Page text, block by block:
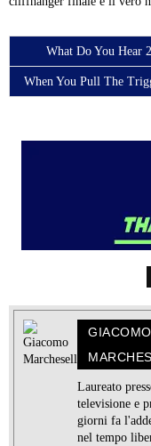
What Do You Hear
When You Pull The
GIACOMO
Laureato
televisione e
giorni fa
nel tempo